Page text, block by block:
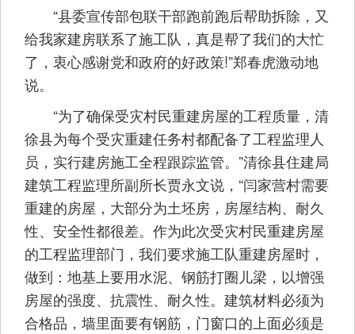
“县委宣传部包联干部跑前跑后帮助拆除，又
给我家建房联系了施工队，真是帮了我们的大忙
了，衷心感谢党和政府的好政策!”郑春虎激动地
说。
“为了确保受灾村民重建房屋的工程质量，清
徐县为每个受灾重建任务村都配备了工程监理人
员，实行建房施工全程跟踪监管。”清徐县住建局
建筑工程监理所副所长贾永文说，“闫家营村需要
重建的房屋，大部分为土坯房，房屋结构、耐久
性、安全性都很差。作为此次受灾村民重建房屋
的工程监理部门，我们要求施工队重建房屋时，
做到：地基上要用水泥、钢筋打圈儿梁，以增强
房屋的强度、抗震性、耐久性。建筑材料必须为
合格品，墙里面要有钢筋，门窗口的上面必须是